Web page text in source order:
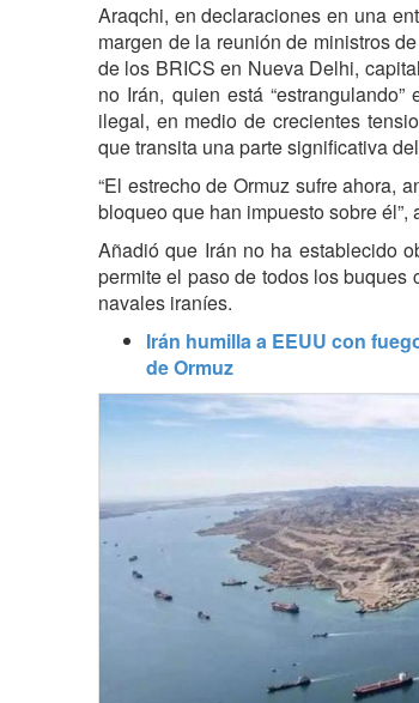
Araqchi, en declaraciones en una
margen de la reunión de ministros
de los BRICS en Nueva Delhi,
no Irán, quien está
ilegal, en medio de crecientes
que transita una parte significativa
“El estrecho de Ormuz sufre ahora,
bloqueo que han impuesto sobre él”,
Añadió que Irán no ha establecido
permite el paso de todos los
navales iraníes.
Irán humilla a EEUU con
de Ormuz